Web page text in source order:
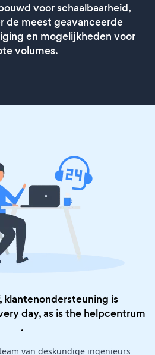
voor schaalbaarheid,
de meest geavanceerde
en mogelijkheden voor
volumes.
is
day, as is the helpcentrum
.
van deskundige ingenieurs